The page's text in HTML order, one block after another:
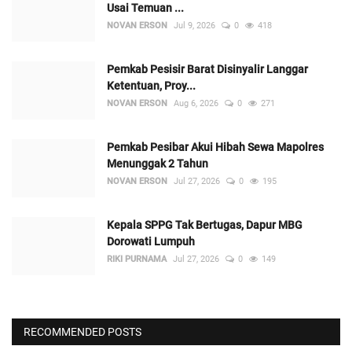
Usai Temuan ...
NOVAN ERSON Jul 9, 2026 0 418
Pemkab Pesisir Barat Disinyalir Langgar
Ketentuan, Proy...
NOVAN ERSON Aug 6, 2026 0 271
Pemkab Pesibar Akui Hibah Sewa Mapolres
Menunggak 2 Tahun
NOVAN ERSON Jul 27, 2026 0 195
Kepala SPPG Tak Bertugas, Dapur MBG
Dorowati Lumpuh
RIKI PURNAMA Jul 27, 2026 0 149
RECOMMENDED POSTS